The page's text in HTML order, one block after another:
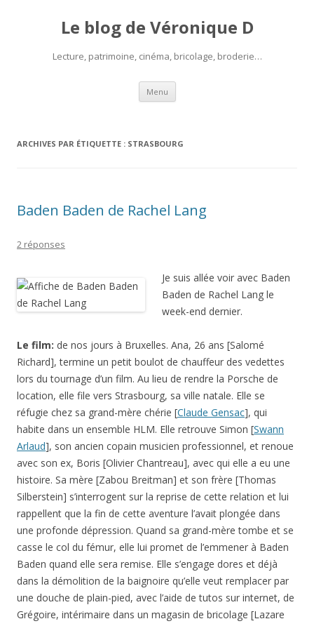
Le blog de Véronique D
Lecture, patrimoine, cinéma, bricolage, broderie…
Menu Aller
contenu
ARCHIVES PAR ÉTIQUETTE : STRASBOURG
Baden Baden de Rachel Lang
2 réponses
Je suis allée voir avec Baden
Baden de Rachel Lang le
week-end dernier.
Le film: de nos jours à Bruxelles. Ana, 26 ans [Salomé
Richard], termine un petit boulot de chauffeur des vedettes
lors du tournage d’un film. Au lieu de rendre la Porsche de
location, elle file vers Strasbourg, sa ville natale. Elle se
réfugie chez sa grand-mère chérie [Claude Gensac], qui
habite dans un ensemble HLM. Elle retrouve Simon [Swann
Arlaud], son ancien copain musicien professionnel, et renoue
avec son ex, Boris [Olivier Chantreau], avec qui elle a eu une
histoire. Sa mère [Zabou Breitman] et son frère [Thomas
Silberstein] s’interrogent sur la reprise de cette relation et lui
rappellent que la fin de cette aventure l’avait plongée dans
une profonde dépression. Quand sa grand-mère tombe et se
casse le col du fémur, elle lui promet de l’emmener à Baden
Baden quand elle sera remise. Elle s’engage dores et déjà
dans la démolition de la baignoire qu’elle veut remplacer par
une douche de plain-pied, avec l’aide de tutos sur internet, de
Grégoire, intérimaire dans un magasin de bricolage [Lazare